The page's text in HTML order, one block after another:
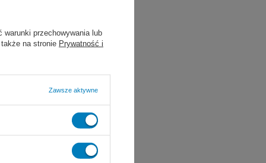
warunki przechowywania lub
na stronie Prywatność i
Zawsze aktywne